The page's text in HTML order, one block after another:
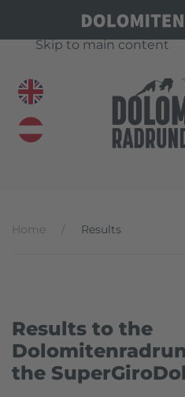
Skip to main content
Home Results
Results to the
the